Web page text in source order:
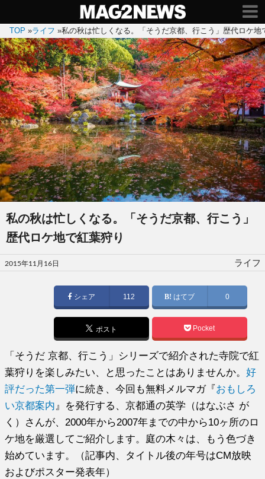
TOP »ライフ »私の秋は忙しくなる。「そうだ京都、行こう」歴代ロケ地
私の秋は忙しくなる。「そうだ京都、行こう」
歴代ロケ地で紅葉狩り
投
稿
2015年11月16日 ライフ
シェア 112 はてブ 0
ポスト Pocket
「そうだ 京都、行こう」シリーズで紹介された寺院で紅
葉狩りを楽しみたい、と思ったことはありませんか。好
評だった第一弾に続き、今回も無料メルマガ『おもしろ
い京都案内 』を発行する、京都通の英学（はなぶさ が
く）さんが、2000年から2007年までの中から10ヶ所のロ
ケ地を厳選してご紹介します。庭の木々は、もう色づき
始めています。（記事内、タイトル後の年号はCM放映
およびポスター発表年）